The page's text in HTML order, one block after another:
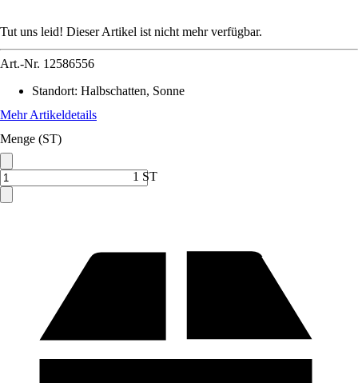
Tut uns leid! Dieser Artikel ist nicht mehr verfügbar.
Art.-Nr. 12586556
Standort: Halbschatten, Sonne
Mehr Artikeldetails
Menge (ST)
1 ST